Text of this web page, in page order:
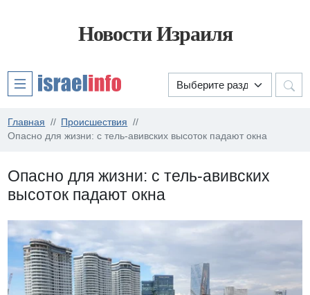
Новости Израиля
Главная
Происшествия
Опасно для жизни: с тель-авивских высоток падают окна
Опасно для жизни: с тель-авивских
высоток падают окна